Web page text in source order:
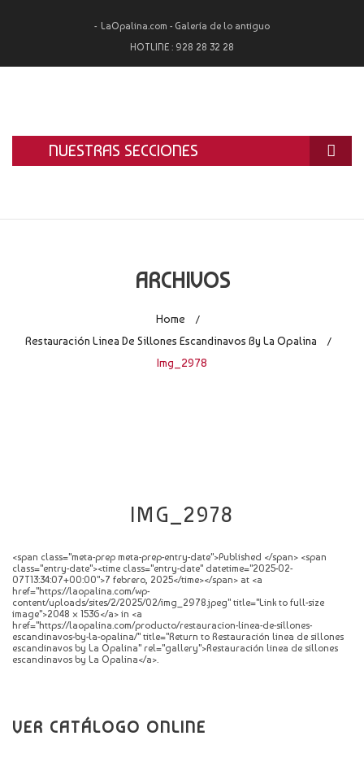
LaOpalina.com - Galería de lo antiguo
HOTLINE : 928 28 32 28
NUESTRAS SECCIONES
LA OPALINA
TASACIÓN Y COMPRA
ARCHIVOS
Home /
Restauración Linea De Sillones Escandinavos By La Opalina /
Img_2978
IMG_2978
<span class="meta-prep meta-prep-entry-date">Published </span> <span
class="entry-date"><time class="entry-date" datetime="2025-02-
07T13:34:07+00:00">7 febrero, 2025</time></span> at <a
href="https://laopalina.com/wp-
content/uploads/sites/2/2025/02/img_2978.jpeg" title="Link to full-size
image">2048 × 1536</a> in <a
href="https://laopalina.com/producto/restauracion-linea-de-sillones-
escandinavos-by-la-opalina/" title="Return to Restauración linea de sillones
escandinavos by La Opalina" rel="gallery">Restauración linea de sillones
escandinavos by La Opalina</a>.
VER CATÁLOGO ONLINE